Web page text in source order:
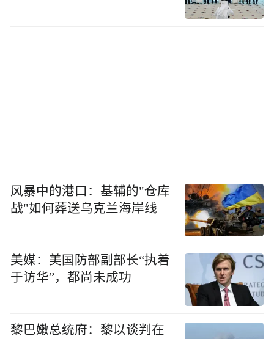
风暴中的港口：基辅的"仓库
战"如何葬送乌克兰海岸线
美媒：美国防部副部长“执着
于访华”，都尚未成功
黎巴嫩总统府：黎以谈判在